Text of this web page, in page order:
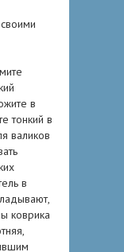
в
тонкий в
валиков
в
коврика